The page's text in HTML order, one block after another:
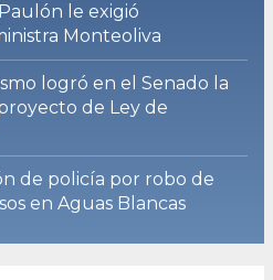
le exigió
Monteoliva
logró en el Senado la
de Ley de
de policía por robo de
en Aguas Blancas